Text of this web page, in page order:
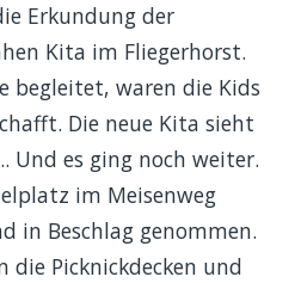
Erkundung der
Kita im Fliegerhorst.
begleitet, waren die Kids
Die neue Kita sieht
Und es ging noch weiter.
im Meisenweg
in Beschlag genommen.
die Picknickdecken und